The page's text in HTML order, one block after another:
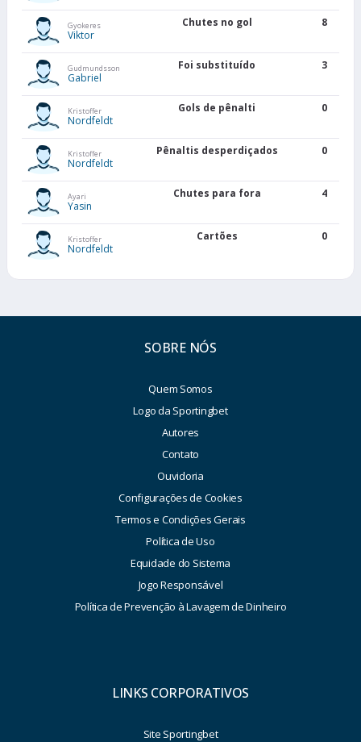
Gyokeres
Viktor
Chutes no gol 8
Gudmundsson
Gabriel
Foi substituído 3
Kristoffer
Nordfeldt
Gols de pênalti 0
Kristoffer
Nordfeldt
Pênaltis desperdiçados 0
Ayari
Yasin
Chutes para fora 4
Kristoffer
Nordfeldt
Cartões 0
SOBRE NÓS
Quem Somos
Logo da Sportingbet
Autores
Contato
Ouvidoria
Configurações de Cookies
Termos e Condições Gerais
Política de Uso
Equidade do Sistema
Jogo Responsável
Política de Prevenção à Lavagem de Dinheiro
LINKS CORPORATIVOS
Site Sportingbet